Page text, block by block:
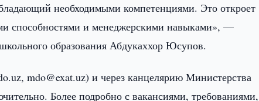
необходимыми компетенциями. Это откроет
способностями и менеджерскими навыками», —
образования Абдукаххор Юсупов.
mdo@exat.uz) и через канцелярию Министерства
Более подробно с вакансиями, требованиями,